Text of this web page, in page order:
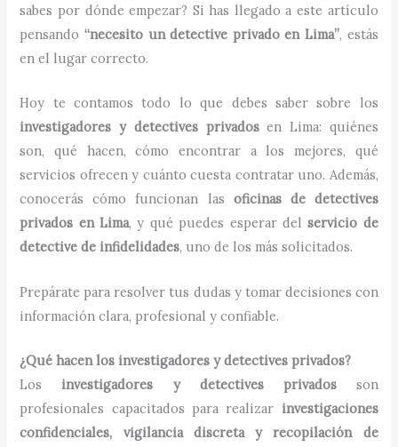
sabes por dónde empezar? Si has llegado a este artículo
pensando“necesito un detective privado en Lima”, estás
en el lugar correcto.
Hoy te contamos todo lo que debes saber sobre los
investigadores y detectives privadosen Lima: quiénes
son, qué hacen, cómo encontrar a los mejores, qué
servicios ofrecen y cuánto cuesta contratar uno. Además,
conocerás cómo funcionan las oficinas de detectives
privados en Lima, y qué puedes esperar delservicio de
detective de infidelidades, uno de los más solicitados.
Prepárate para resolver tus dudas y tomar decisiones con
información clara, profesional y confiable.
¿Qué hacen los investigadores y detectives privados?
Los investigadores y detectives privadosson
profesionales capacitados para realizar investigaciones
confidenciales, vigilancia discreta y recopilación de